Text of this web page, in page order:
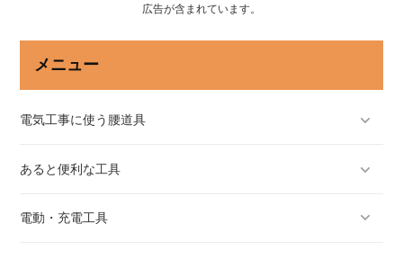
広告が含まれています。
メニュー
電気工事に使う腰道具
あると便利な工具
電動・充電工具